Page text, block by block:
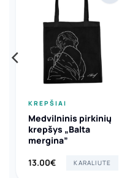
KREPŠIAI
Medvilninis pirkinių
krepšys „Balta
mergina”
13.00€ KARALIUTE